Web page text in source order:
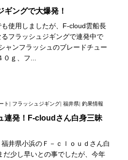
ギングで大爆発！
使用しましたが、F-cloud雲船長
フラッシュジギングで連発中で
ャンフラッシュのブレードチュー
ｇ、フ...
ト | フラッシュジギング|福井県|釣果情報
連発！F-cloudさん白身三昧
井県小浜のＦ－ｃｌｏｕｄさん白
だ少し早いとの事でしたが、今年